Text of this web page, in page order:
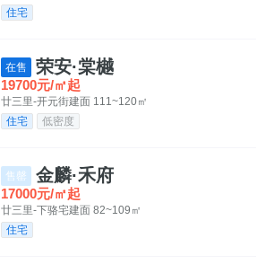
住宅
在售 荣安·棠樾
19700元/㎡起
廿三里-开元街建面 111~120㎡
住宅
低密度
售罄 金麟·禾府
17000元/㎡起
廿三里-下骆宅建面 82~109㎡
住宅